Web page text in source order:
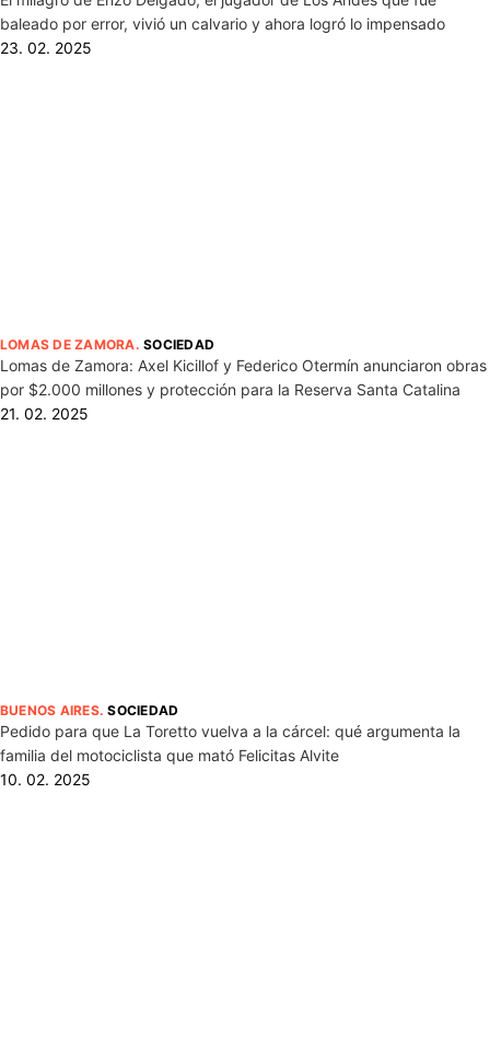
baleado por error, vivió un calvario y ahora logró lo impensado
23. 02. 2025
LOMAS DE ZAMORA.SOCIEDAD
Lomas de Zamora: Axel Kicillof y Federico Otermín anunciaron obras
por $2.000 millones y protección para la Reserva Santa Catalina
21. 02. 2025
BUENOS AIRES.SOCIEDAD
Pedido para que La Toretto vuelva a la cárcel: qué argumenta la
familia del motociclista que mató Felicitas Alvite
10. 02. 2025